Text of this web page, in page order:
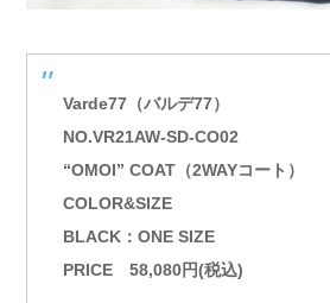
Varde77（バルデ77）
NO.VR21AW-SD-CO02
“OMOI” COAT（2WAYコート）
COLOR&SIZE
BLACK：ONE SIZE
PRICE 58,080円(税込)